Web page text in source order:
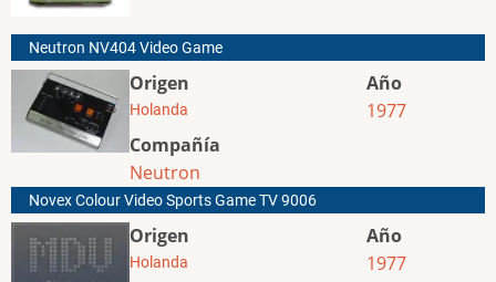
Neutron NV404 Video Game
Origen
Holanda
Compañía
Neutron
Año
1977
Novex Colour Video Sports Game TV 9006
Origen
Holanda
Año
1977